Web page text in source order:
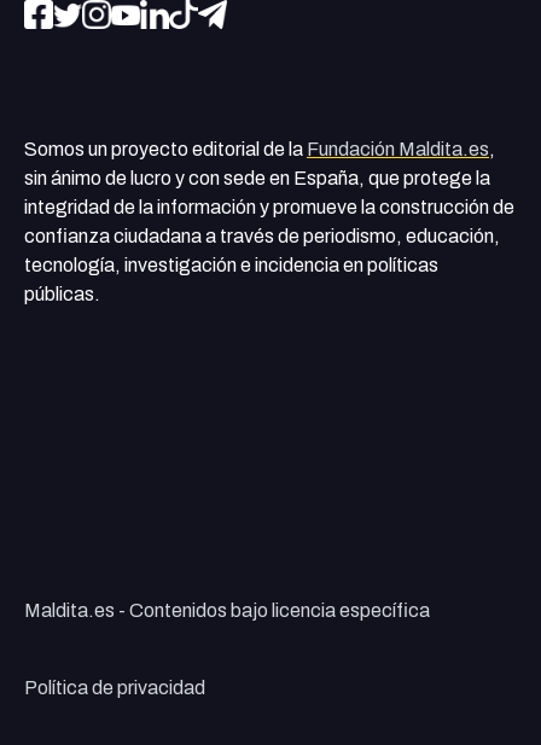
Somos un proyecto editorial de la Fundación Maldita.es,
sin ánimo de lucro y con sede en España, que protege la
integridad de la información y promueve la construcción de
confianza ciudadana a través de periodismo, educación,
tecnología, investigación e incidencia en políticas
públicas.
Maldita.es - Contenidos bajo licencia específica
Política de privacidad